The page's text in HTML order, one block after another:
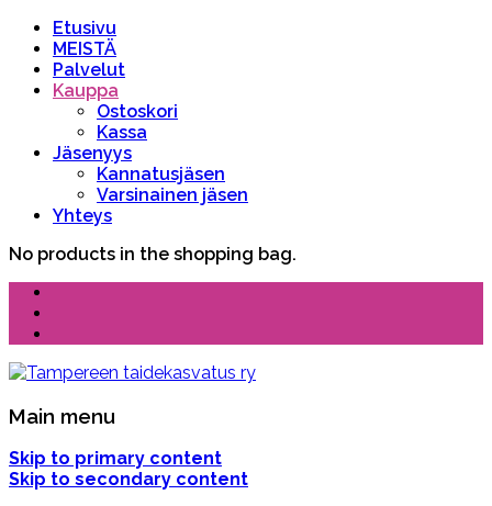
Etusivu
MEISTÄ
Palvelut
Kauppa
Ostoskori
Kassa
Jäsenyys
Kannatusjäsen
Varsinainen jäsen
Yhteys
No products in the shopping bag.
Main menu
Skip to primary content
Skip to secondary content